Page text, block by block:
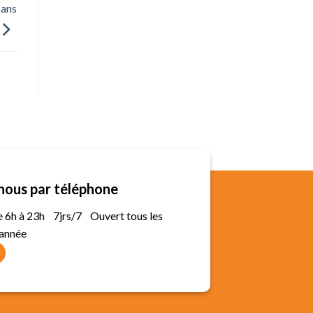
par téléphone
6h à 23h 7jrs/7 Ouvert tous les